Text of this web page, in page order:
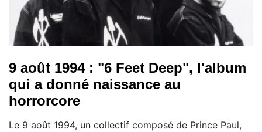
9 août 1994 : "6 Feet Deep", l'album
qui a donné naissance au
horrorcore
Le 9 août 1994, un collectif composé de Prince Paul,